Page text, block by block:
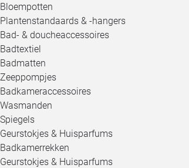
Bloempotten
Plantenstandaards & -hangers
Bad- & doucheaccessoires
Badtextiel
Badmatten
Zeeppompjes
Badkameraccessoires
Wasmanden
Spiegels
Geurstokjes & Huisparfums
Badkamerrekken
Geurstokjes & Huisparfums